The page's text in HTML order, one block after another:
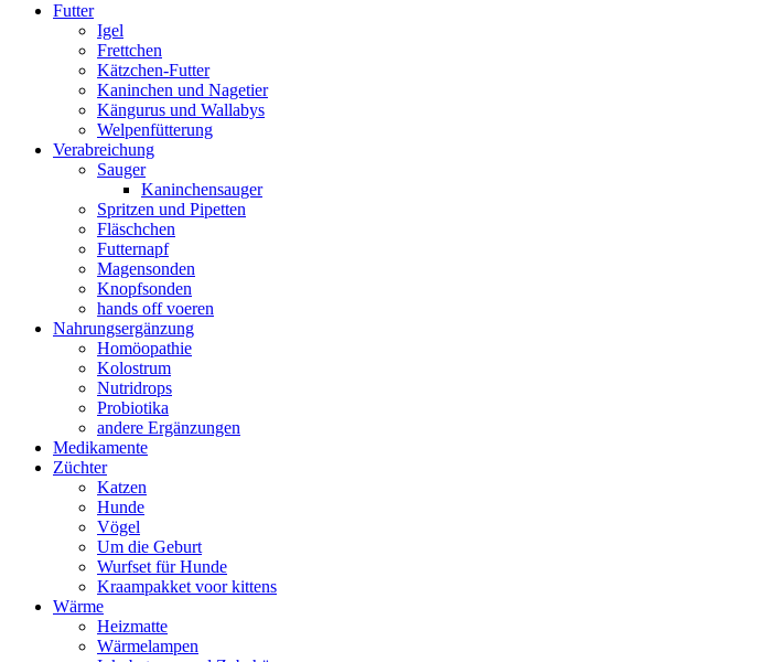
Futter
Igel
Frettchen
Kätzchen-Futter
Kaninchen und Nagetier
Kängurus und Wallabys
Welpenfütterung
Verabreichung
Sauger
Kaninchensauger
Spritzen und Pipetten
Fläschchen
Futternapf
Magensonden
Knopfsonden
hands off voeren
Nahrungsergänzung
Homöopathie
Kolostrum
Nutridrops
Probiotika
andere Ergänzungen
Medikamente
Züchter
Katzen
Hunde
Vögel
Um die Geburt
Wurfset für Hunde
Kraampakket voor kittens
Wärme
Heizmatte
Wärmelampen